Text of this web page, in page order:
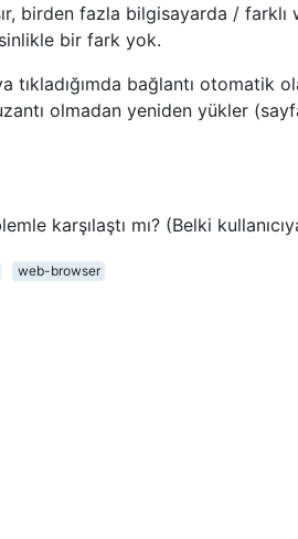
birden fazla bilgisayarda / farklı
bir fark yok.
tıkladığımda bağlantı otomatik
olmadan yeniden yükler
karşılaştı mı? (Belki
web-browser